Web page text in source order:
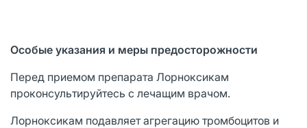
Особые указания и меры предосторожности
Перед приемом препарата Лорноксикам
проконсультируйтесь с лечащим врачом.
Лорноксикам подавляет агрегацию тромбоцитов и